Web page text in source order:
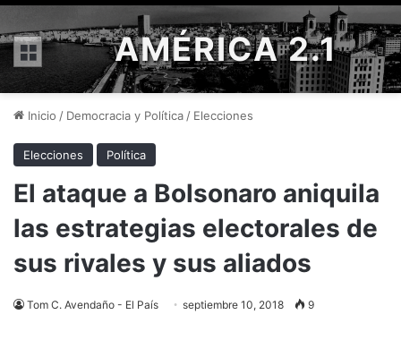
Menú AMÉRICA 2.1
Inicio / Democracia y Política / Elecciones
Elecciones Política
El ataque a Bolsonaro aniquila
las estrategias electorales de
sus rivales y sus aliados
Tom C. Avendaño - El País septiembre 10, 2018 9